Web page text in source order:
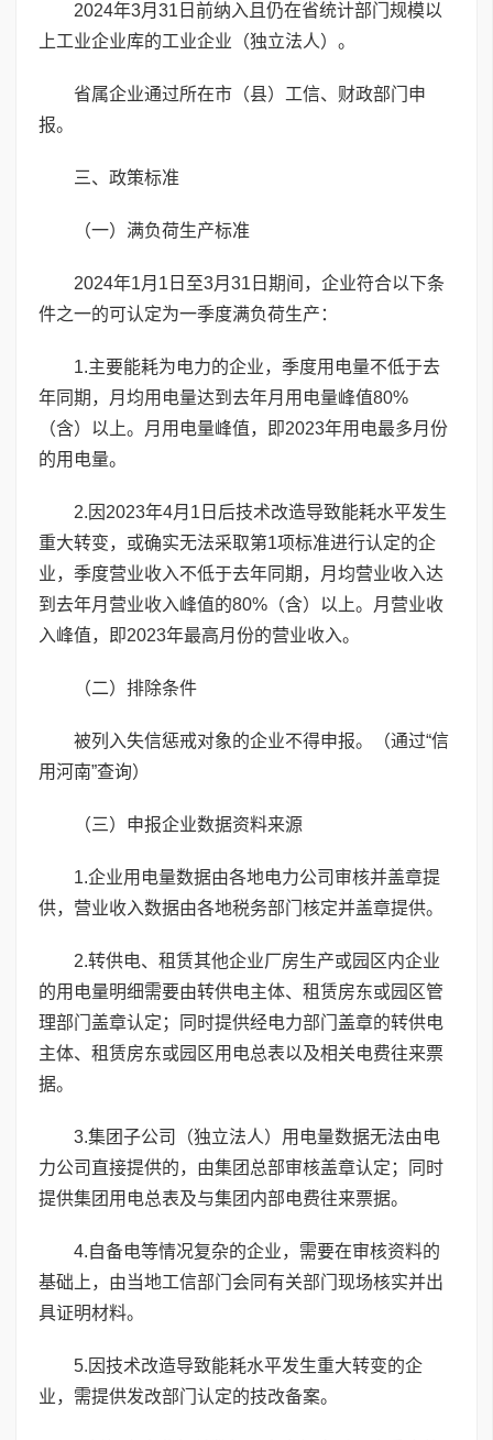
2024年3月31日前纳入且仍在省统计部门规模以
上工业企业库的工业企业（独立法人）。
省属企业通过所在市（县）工信、财政部门申
报。
三、政策标准
（一）满负荷生产标准
2024年1月1日至3月31日期间，企业符合以下条
件之一的可认定为一季度满负荷生产：
1.主要能耗为电力的企业，季度用电量不低于去
年同期，月均用电量达到去年月用电量峰值80%
（含）以上。月用电量峰值，即2023年用电最多月份
的用电量。
2.因2023年4月1日后技术改造导致能耗水平发生
重大转变，或确实无法采取第1项标准进行认定的企
业，季度营业收入不低于去年同期，月均营业收入达
到去年月营业收入峰值的80%（含）以上。月营业收
入峰值，即2023年最高月份的营业收入。
（二）排除条件
被列入失信惩戒对象的企业不得申报。（通过“信
用河南”查询）
（三）申报企业数据资料来源
1.企业用电量数据由各地电力公司审核并盖章提
供，营业收入数据由各地税务部门核定并盖章提供。
2.转供电、租赁其他企业厂房生产或园区内企业
的用电量明细需要由转供电主体、租赁房东或园区管
理部门盖章认定；同时提供经电力部门盖章的转供电
主体、租赁房东或园区用电总表以及相关电费往来票
据。
3.集团子公司（独立法人）用电量数据无法由电
力公司直接提供的，由集团总部审核盖章认定；同时
提供集团用电总表及与集团内部电费往来票据。
4.自备电等情况复杂的企业，需要在审核资料的
基础上，由当地工信部门会同有关部门现场核实并出
具证明材料。
5.因技术改造导致能耗水平发生重大转变的企
业，需提供发改部门认定的技改备案。